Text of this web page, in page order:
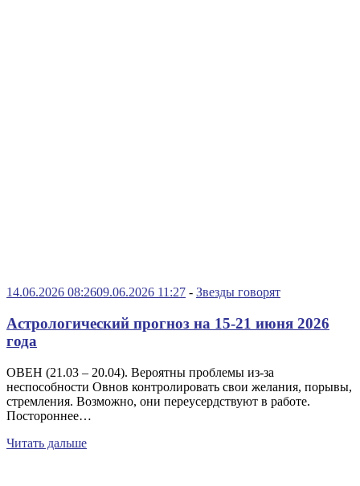
14.06.2026 08:2609.06.2026 11:27 - Звезды говорят
Астрологический прогноз на 15-21 июня 2026
года
ОВЕН (21.03 – 20.04). Вероятны проблемы из-за
неспособности Овнов контролировать свои желания, порывы,
стремления. Возможно, они переусердствуют в работе.
Постороннее…
Читать дальше